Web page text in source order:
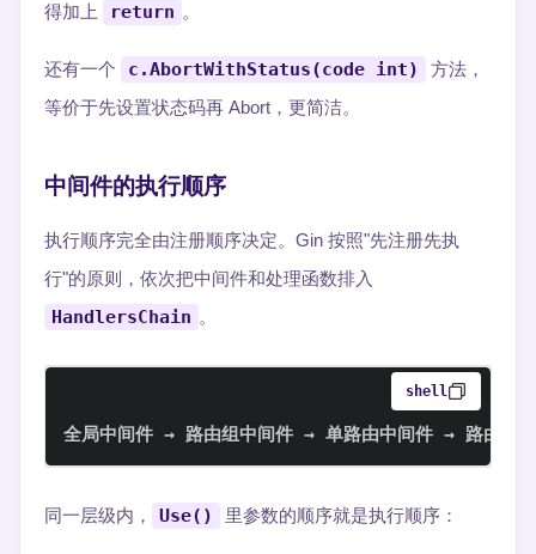
得加上
return 。
还有一个 c.AbortWithStatus(code int)
方法，
等价于先设置状态码再 Abort，更简洁。
中间件的执行顺序
执行顺序完全由注册顺序决定。Gin 按照"先注册先执
行"的原则，依次把中间件和处理函数排入
HandlersChain 。
shell
全局中间件 → 路由组中间件 → 单路由中间件 → 路由处
同一层级内， Use() 里参数的顺序就是执行顺序：